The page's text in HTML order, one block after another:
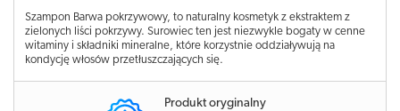
Szampon Barwa pokrzywowy, to naturalny kosmetyk z ekstraktem z
zielonych liści pokrzywy. Surowiec ten jest niezwykle bogaty w cenne
witaminy i składniki mineralne, które korzystnie oddziaływują na
kondycję włosów przetłuszczających się.
Produkt oryginalny